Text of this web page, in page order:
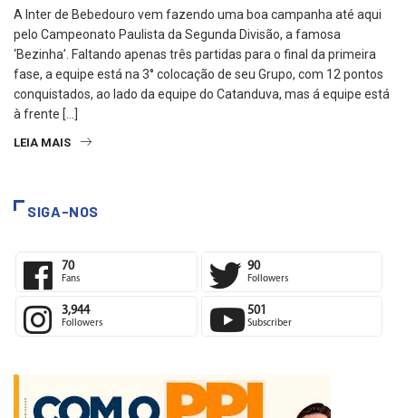
A Inter de Bebedouro vem fazendo uma boa campanha até aqui
pelo Campeonato Paulista da Segunda Divisão, a famosa
‘Bezinha’. Faltando apenas três partidas para o final da primeira
fase, a equipe está na 3° colocação de seu Grupo, com 12 pontos
conquistados, ao lado da equipe do Catanduva, mas á equipe está
à frente […]
LEIA MAIS
SIGA-NOS
70
Fans
90
Followers
3,944
Followers
501
Subscriber